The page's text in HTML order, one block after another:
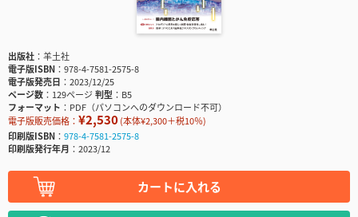
出版社
羊土社
電子版ISBN
978-4-7581-2575-8
電子版発売日
2023/12/25
ページ数
129ページ判型
B5
フォーマット
PDF（パソコンへのダウンロード不可）
電子版販売価格： ¥2,530(本体¥2,300＋税10％)
印刷版ISBN
978-4-7581-2575-8
印刷版発行年月
2023/12
カートに入れる